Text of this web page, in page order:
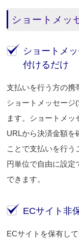
ショートメッ
ショートメ
付けるだけ
支払いを行う方の携
ショートメッセージ
ます。ショートメ
URLから決済金額を
ことで支払いを行う
円単位で自由に設定
できます。
ECサイト非
ECサイトを保有し